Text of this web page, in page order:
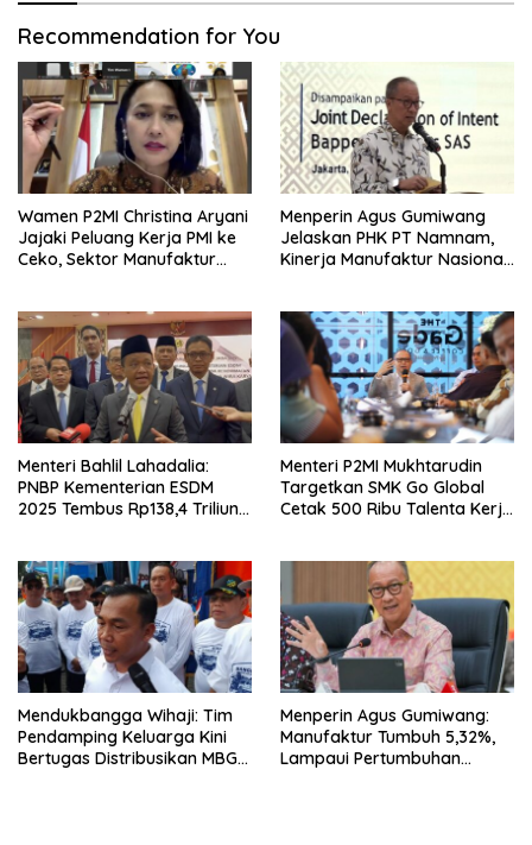
Recommendation for You
Wamen P2MI Christina Aryani
Jajaki Peluang Kerja PMI ke
Ceko, Sektor Manufaktur
Menperin Agus Gumiwang
Jelaskan PHK PT Namnam,
Kinerja Manufaktur Nasional
Menteri Bahlil Lahadalia:
PNBP Kementerian ESDM
2025 Tembus Rp138,4 Triliun,
Menteri P2MI Mukhtarudin
Targetkan SMK Go Global
Cetak 500 Ribu Talenta Kerja
Mendukbangga Wihaji: Tim
Pendamping Keluarga Kini
Bertugas Distribusikan MBG
Menperin Agus Gumiwang:
Manufaktur Tumbuh 5,32%,
Lampaui Pertumbuhan